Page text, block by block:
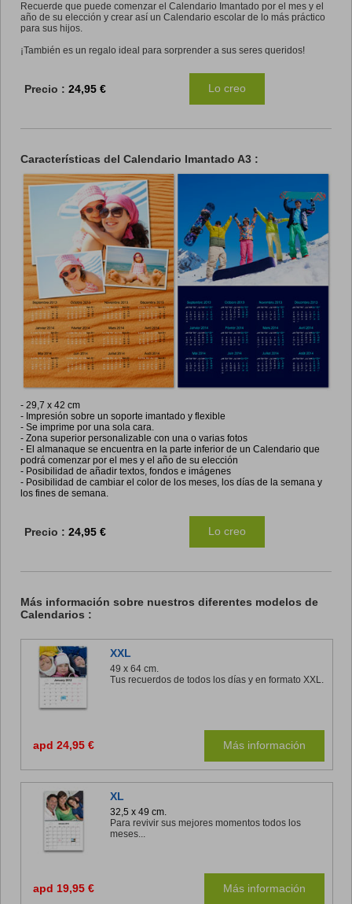
Recuerde que puede comenzar el Calendario Imantado por el mes y el
año de su elección y crear así un Calendario escolar de lo más práctico
para sus hijos.
¡También es un regalo ideal para sorprender a sus seres queridos!
Precio : 24,95 € Lo creo
Características del Calendario Imantado A3 :
- 29,7 x 42 cm
- Impresión sobre un soporte imantado y flexible
- Se imprime por una sola cara.
- Zona superior personalizable con una o varias fotos
- El almanaque se encuentra en la parte inferior de un Calendario que
podrá comenzar por el mes y el año de su elección
- Posibilidad de añadir textos, fondos e imágenes
- Posibilidad de cambiar el color de los meses, los días de la semana y
los fines de semana.
Precio : 24,95 € Lo creo
Más información sobre nuestros diferentes modelos de
Calendarios :
XXL
49 x 64 cm.
Tus recuerdos de todos los días y en formato XXL.
apd 24,95 € Más información
XL
32,5 x 49 cm.
Para revivir sus mejores momentos todos los
meses...
apd 19,95 € Más información